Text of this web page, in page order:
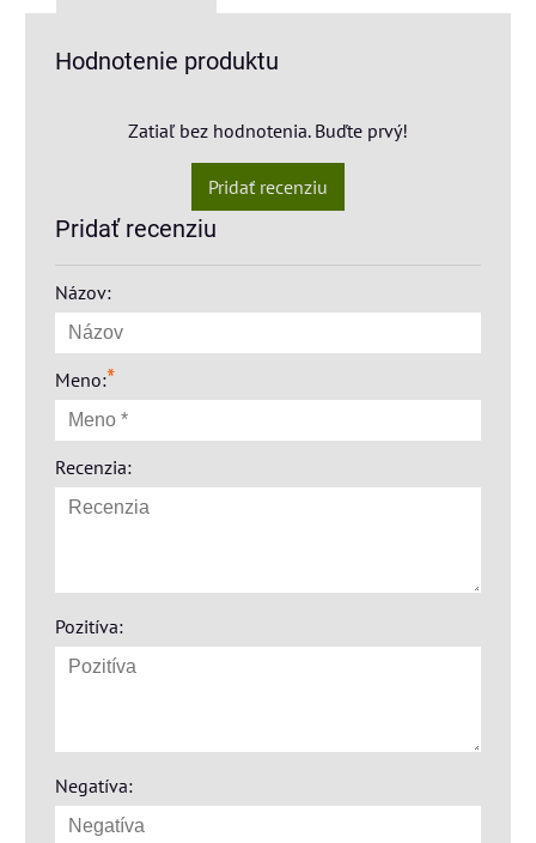
Hodnotenie produktu
Zatiaľ bez hodnotenia. Buďte prvý!
Pridať recenziu
Pridať recenziu
Názov:
Meno:*
Recenzia:
Pozitíva:
Negatíva: